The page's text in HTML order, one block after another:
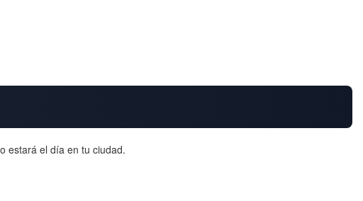
estará el día en tu ciudad.